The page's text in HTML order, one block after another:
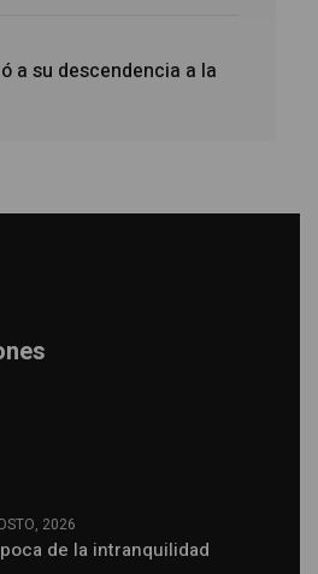
a su descendencia a la
2026
de la intranquilidad